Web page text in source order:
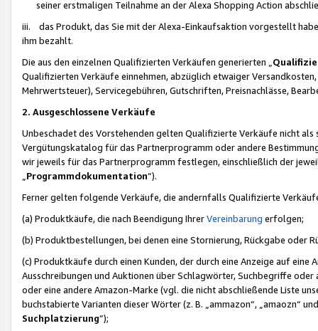
seiner erstmaligen Teilnahme an der Alexa Shopping Action
iii. das Produkt, das Sie mit der Alexa-Einkaufsaktion vorgestellt
ihm bezahlt.
Die aus den einzelnen Qualifizierten Verkäufen generierten „
Qualifizierten Verkäufe einnehmen, abzüglich etwaiger
Mehrwertsteuer), Servicegebühren, Gutschriften, Preisnachlässe,
2. Ausgeschlossene Verkäufe
Unbeschadet des Vorstehenden gelten Qualifizierte Verkäufe nicht
Vergütungskatalog für das Partnerprogramm oder andere
wir jeweils für das Partnerprogramm festlegen, einschließlich der
Programmdokumentation“).
Ferner gelten folgende Verkäufe, die andernfalls Qualifizierte
(a) Produktkäufe, die nach Beendigung IhrerVereinbarung erfolgen;
(b) Produktbestellungen, bei denen eine Stornierung, Rückgabe oder
(c) Produktkäufe durch einen Kunden, der durch eine Anzeige auf
Ausschreibungen und Auktionen über Schlagwörter, Suchbegriffe
oder eine andere Amazon-Marke (vgl. die nicht abschließende Liste
buchstabierte Varianten dieser Wörter (z. B. „ammazon“, „amaozn“
Suchplatzierung”);